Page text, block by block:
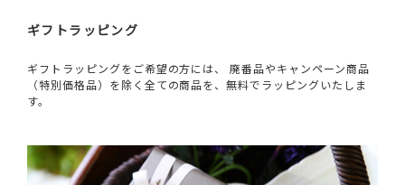
ギフトラッピング
ギフトラッピングをご希望の方には、 廃番品やキャンペーン商品
（特別価格品）を除く全ての商品を、無料でラッピングいたしま
す。